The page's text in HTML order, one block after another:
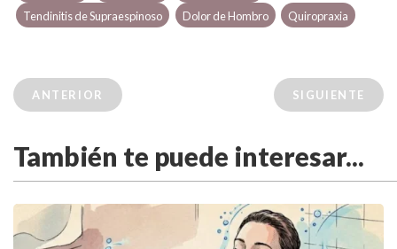
Tendinitis de Supraespinoso
Dolor de Hombro Quiropraxia
ANTERIOR SIGUIENTE
También te puede interesar...